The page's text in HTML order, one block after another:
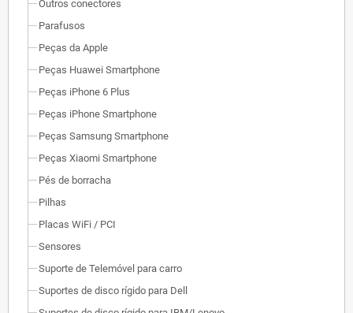
Outros conectores
Parafusos
Peças da Apple
Peças Huawei Smartphone
Peças iPhone 6 Plus
Peças iPhone Smartphone
Peças Samsung Smartphone
Peças Xiaomi Smartphone
Pés de borracha
Pilhas
Placas WiFi / PCI
Sensores
Suporte de Telemóvel para carro
Suportes de disco rígido para Dell